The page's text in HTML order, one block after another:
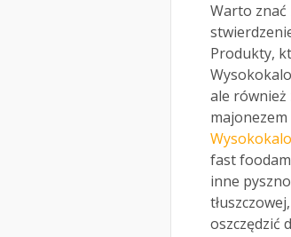
Warto znać
Produkty,
ale również
fast
inne
oszczędzić